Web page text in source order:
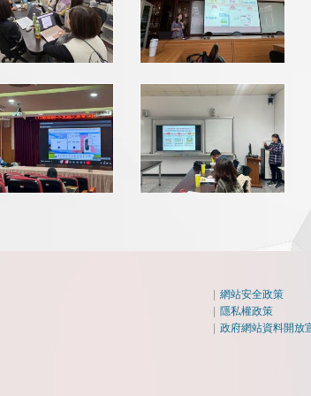
|網站安全政策
|隱私權政策
|政府網站資料開放